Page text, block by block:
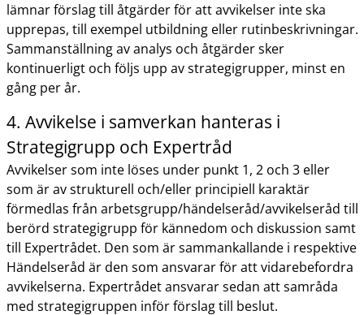
lämnar förslag till åtgärder för att avvikelser inte ska
upprepas, till exempel utbildning eller rutinbeskrivningar.
Sammanställning av analys och åtgärder sker
kontinuerligt och följs upp av strategigrupper, minst en
gång per år.
4. Avvikelse i samverkan hanteras i
Strategigrupp och Expertråd
Avvikelser som inte löses under punkt 1, 2 och 3 eller
som är av strukturell och/eller principiell karaktär
förmedlas från arbetsgrupp/händelseråd/avvikelseråd till
berörd strategigrupp för kännedom och diskussion samt
till Expertrådet. Den som är sammankallande i respektive
Händelseråd är den som ansvarar för att vidarebefordra
avvikelserna. Expertrådet ansvarar sedan att samråda
med strategigruppen inför förslag till beslut.